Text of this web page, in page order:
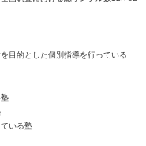
目的とした個別指導を行っている
いる塾